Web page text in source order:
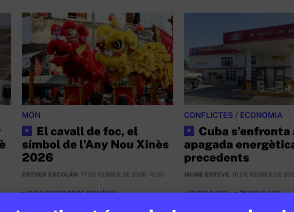
MÓN
★
El cavall de foc, el
símbol de l’Any Nou Xinès
2026
ESTHER ESCOLÁN 17 DE FEBRER DE 2026 · 6:00
CICLE SUPERIOR DE PRIMÀRIA
CONFLICTES / ECONOMIA
★
Cuba s’enfronta
apagada
precedents
JAUME ESTEVE 16 DE FEBRER DE
1R CICLE ESO
2N CICLE ESO